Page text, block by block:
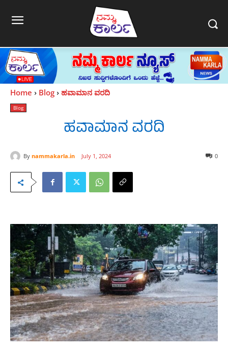
Home Blog ಹವಾಮಾನ ವರದಿ
Blog
ಹವಾಮಾನ ವರದಿ
By nammakarla.in July 1, 2024 0